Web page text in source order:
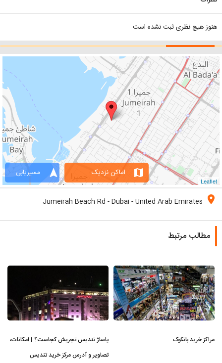
هنوز هیچ نظری ثبت نشده است
Leaflet
navigation مسیریابی map اماکن نزدیک
location_on
Jumeirah Beach Rd - Dubai - United Arab Emirates
مطالب مرتبط
مراکز خرید بانکوک
پاساژ تندیس تجریش کجاست؟ | امکانات،
تصاویر و آدرس مرکز خرید تندیس